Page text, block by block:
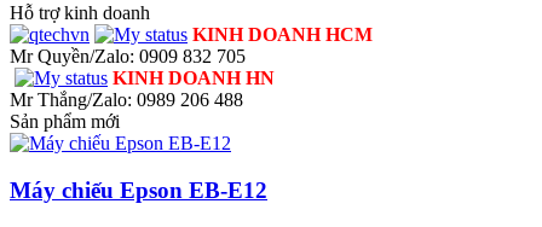
Hỗ trợ kinh doanh
KINH DOANH HCM
Mr Quyền/Zalo: 0909 832 705
KINH DOANH HN
Mr Thắng/Zalo: 0989 206 488
Sản phẩm mới
Máy chiếu Epson EB-E12